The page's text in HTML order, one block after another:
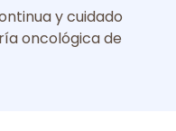
y cuidado
oncológica de